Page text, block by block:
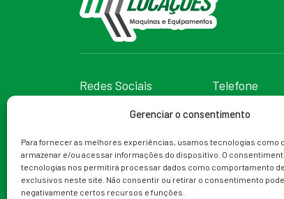
Gerenciar o consentimento
Para fornecer as melhores experiências, usamos tecnologias como
armazenar e/ou acessar informações do dispositivo. O
tecnologias nos permitirá processar dados como comportamento de
exclusivos neste site. Não consentir ou retirar o consentimento
negativamente certos recursos e funções.
Redes Sociais Telefone
(79) 99988-